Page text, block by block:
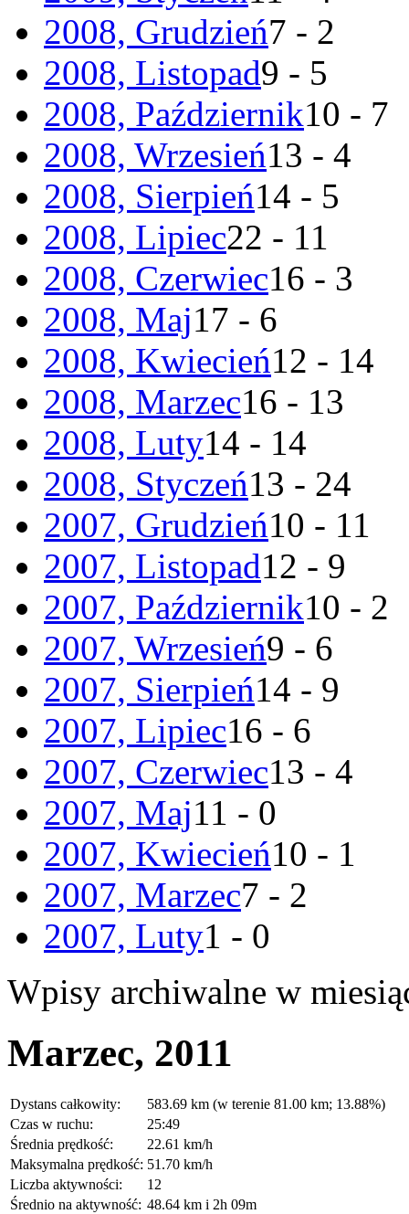
2008, Grudzień7 - 2
2008, Listopad9 - 5
2008, Październik10 - 7
2008, Wrzesień13 - 4
2008, Sierpień14 - 5
2008, Lipiec22 - 11
2008, Czerwiec16 - 3
2008, Maj17 - 6
2008, Kwiecień12 - 14
2008, Marzec16 - 13
2008, Luty14 - 14
2008, Styczeń13 - 24
2007, Grudzień10 - 11
2007, Listopad12 - 9
2007, Październik10 - 2
2007, Wrzesień9 - 6
2007, Sierpień14 - 9
2007, Lipiec16 - 6
2007, Czerwiec13 - 4
2007, Maj11 - 0
2007, Kwiecień10 - 1
2007, Marzec7 - 2
2007, Luty1 - 0
Wpisy archiwalne w
Marzec, 2011
Dystans całkowity:
583.69 km (w terenie 81.00 km; 13.88%)
Czas w ruchu:
25:49
Średnia prędkość:
22.61 km/h
Maksymalna prędkość: 51.70 km/h
Liczba aktywności:
12
Średnio na aktywność: 48.64 km i 2h 09m